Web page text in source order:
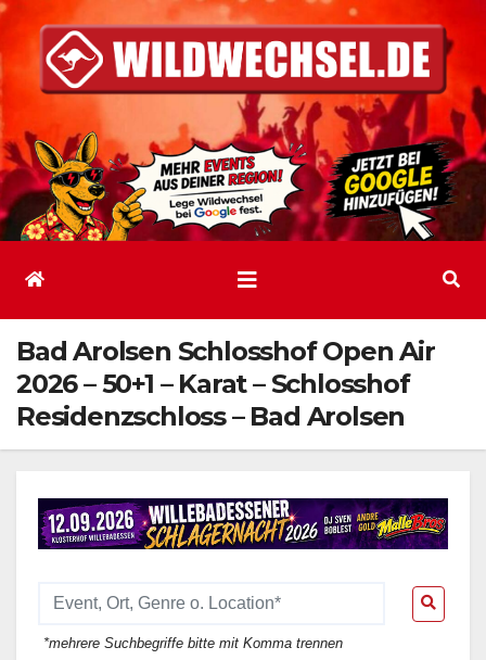
Inhalt
springen
Bad Arolsen Schlosshof Open Air
2026 – 50+1 – Karat – Schlosshof
Residenzschloss – Bad Arolsen
*mehrere Suchbegriffe bitte mit Komma trennen